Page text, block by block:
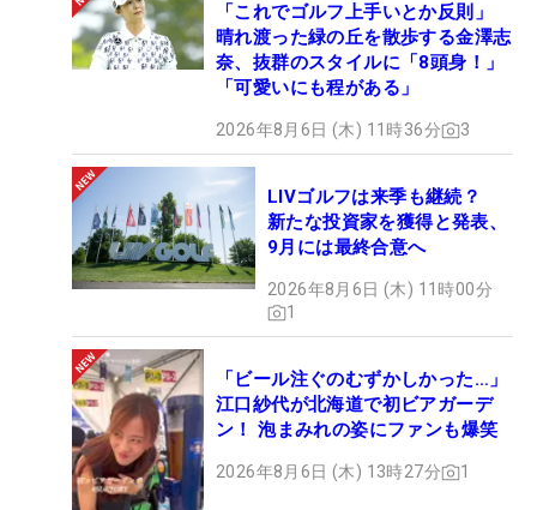
「これでゴルフ上手いとか反則」
晴れ渡った緑の丘を散歩する金澤志
奈、抜群のスタイルに「8頭身！」
「可愛いにも程がある」
2026年8月6日 (木) 11時36分 3
LIVゴルフは来季も継続？
新たな投資家を獲得と発表、
9月には最終合意へ
2026年8月6日 (木) 11時00分
1
「ビール注ぐのむずかしかった…」
江口紗代が北海道で初ビアガーデ
ン！ 泡まみれの姿にファンも爆笑
2026年8月6日 (木) 13時27分 1